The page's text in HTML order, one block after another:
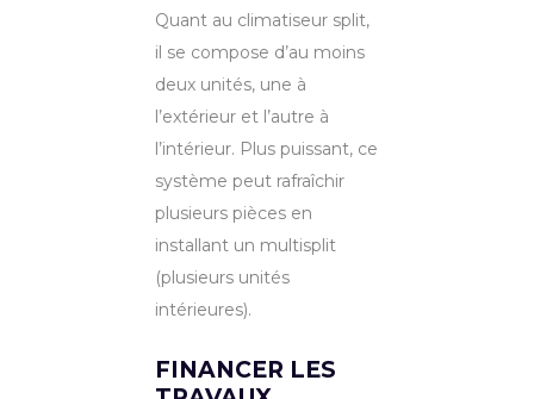
Quant au climatiseur split,
il se compose d’au moins
deux unités, une à
l’extérieur et l’autre à
l’intérieur. Plus puissant, ce
système peut rafraîchir
plusieurs pièces en
installant un multisplit
(plusieurs unités
intérieures).
FINANCER LES